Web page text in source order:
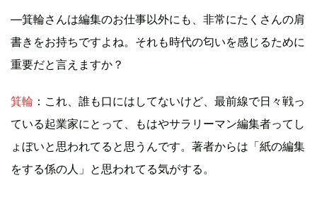
—箕輪さんは編集のお仕事以外にも、非常にたくさんの肩
書きをお持ちですよね。それも時代の匂いを感じるために
重要だと言えますか？
箕輪 ：これ、誰も口にはしてないけど、最前線で日々戦っ
ている起業家にとって、もはやサラリーマン編集者ってし
ょぼいと思われてると思うんです。著者からは「紙の編集
をする係の人」と思われてる気がする。